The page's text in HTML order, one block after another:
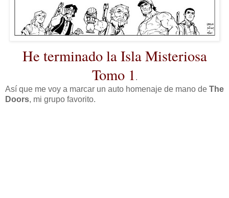
He terminado la Isla Misteriosa
Tomo 1 .
Así que me voy a marcar un auto homenaje de mano de The
Doors, mi grupo favorito.